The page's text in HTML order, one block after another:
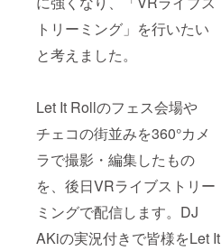
トリーミング」を行いたい
と考えました。
Let It Rollのフェス会場や
チェコの街並みを360°カメ
ラで撮影・編集したもの
を、後日VRライブストリー
ミングで配信します。DJ
AKiの実況付きで皆様をLet It